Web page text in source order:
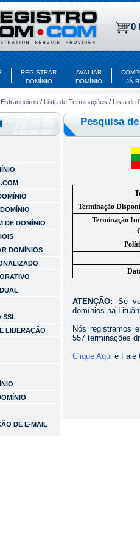
0
REGISTRAR
DOMÍNIO
AVALIAR
DOMÍNIO
JÁ
/ Lista de Terminações / Lista de
DE DOMÍNIO
DOMÍNIOS
SSL
LIBERAÇÃO
DE E-MAIL
Pesquisa
Terminação
Terminação
ATENÇÃO: Se
domínios na
Nós registramos
557 terminações
Clique Aqui e Fale